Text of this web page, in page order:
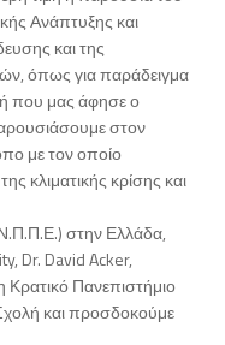
Ανάπτυξης και
και της
όπως για παράδειγμα
που μας άφησε ο
στον
με τον οποίο
κλιματικής κρίσης και
στην Ελλάδα,
Dr. David Acker,
Κρατικό Πανεπιστήμιο
και προσδοκούμε